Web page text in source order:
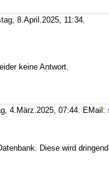
8.April.2025, 11:34.
keine Antwort.
4.März.2025, 07:44. EMail:
Diese wird